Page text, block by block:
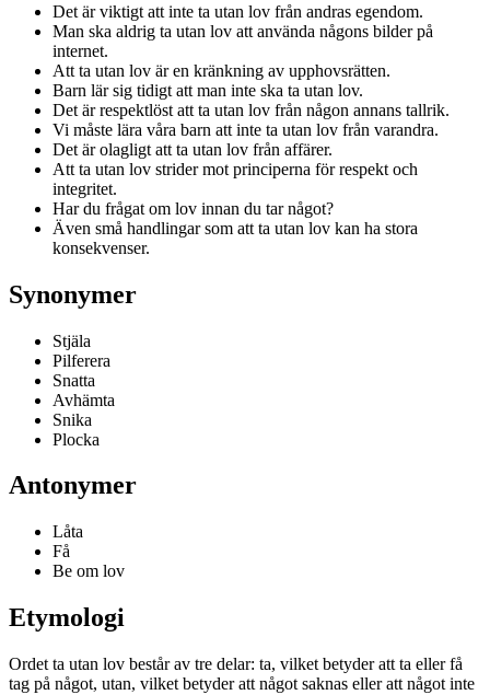
Det är viktigt att inte ta utan lov från andras egendom.
Man ska aldrig ta utan lov att använda någons bilder på
internet.
Att ta utan lov är en kränkning av upphovsrätten.
Barn lär sig tidigt att man inte ska ta utan lov.
Det är respektlöst att ta utan lov från någon annans tallrik.
Vi måste lära våra barn att inte ta utan lov från varandra.
Det är olagligt att ta utan lov från affärer.
Att ta utan lov strider mot principerna för respekt och
integritet.
Har du frågat om lov innan du tar något?
Även små handlingar som att ta utan lov kan ha stora
konsekvenser.
Synonymer
Stjäla
Pilferera
Snatta
Avhämta
Snika
Plocka
Antonymer
Låta
Få
Be om lov
Etymologi
Ordet ta utan lov består av tre delar: ta, vilket betyder att ta eller få
tag på något, utan, vilket betyder att något saknas eller att något inte